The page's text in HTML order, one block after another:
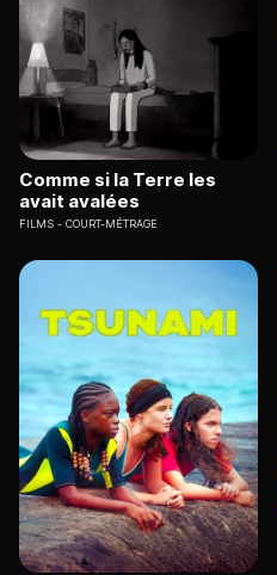
Comme si la Terre les
avait avalées
FILMS COURT-MÉTRAGE